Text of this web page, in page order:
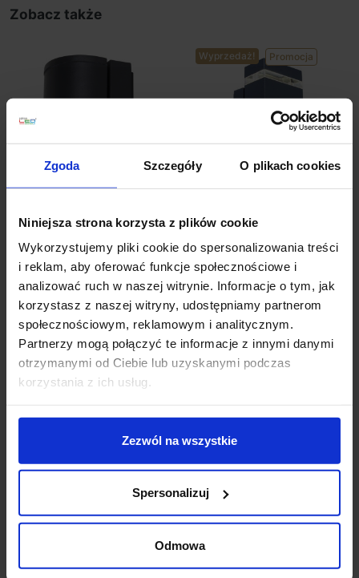
Zgoda Szczegóły O plikach cookies
Niniejsza strona korzysta z plików cookie
Wykorzystujemy pliki cookie do spersonalizowania treści
i reklam, aby oferować funkcje społecznościowe i
analizować ruch w naszej witrynie. Informacje o tym, jak
korzystasz z naszej witryny, udostępniamy partnerom
społecznościowym, reklamowym i analitycznym.
Partnerzy mogą połączyć te informacje z innymi danymi
otrzymanymi od Ciebie lub uzyskanymi podczas
korzystania z ich usług.
Zezwól na wszystkie
Spersonalizuj
Odmowa
Zobacz także
LUTEC FOCUS kinkiet
zewnętrzny IP44
157,00 zł
Zobacz szczegóły
Wyprzedaż! Promocja
LUTEC FOCUS Kinkiet
zewnętrzny LED
314,00 zł 282,60 zł
Zobacz szczegóły
LUTEC FOCUS kinkiet
zewnętrzny z
279,00 zł
LUTEC FOCUS Lampa
ogrodowa
314,00 zł